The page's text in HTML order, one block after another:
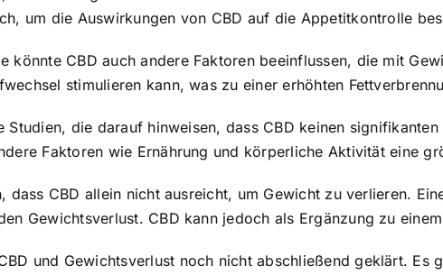
um die Auswirkungen von CBD auf die Appetitkontrolle
könnte CBD auch andere Faktoren beeinflussen, die mit
stimulieren kann, was zu einer erhöhten
Studien, die darauf hinweisen, dass CBD keinen
Faktoren wie Ernährung und körperliche Aktivität eine
dass CBD allein nicht ausreicht, um Gewicht zu verlieren.
Gewichtsverlust. CBD kann jedoch als Ergänzung zu
und Gewichtsverlust noch nicht abschließend geklärt.